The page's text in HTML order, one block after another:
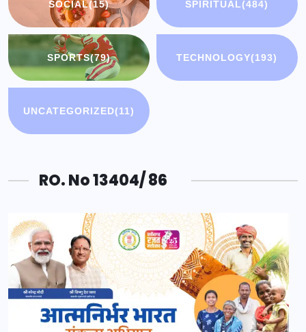
SOCIAL(15) SPIRITUAL(484)
SPORTS(79) TECHNOLOGY(193)
UNCATEGORIZED(11)
RO. No 13404/ 86